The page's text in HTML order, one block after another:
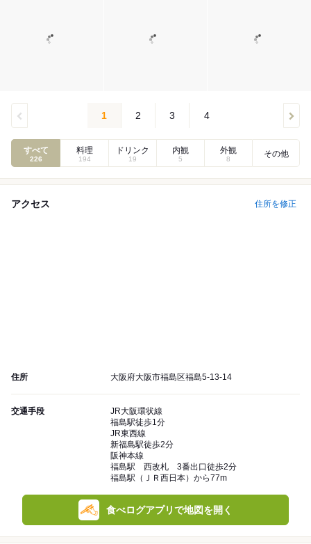
1 2 3 4
すべて
226
料理
194
ドリンク
19
内観
5
外観
8
その他
アクセス 住所を修正
住所 大阪府大阪市福島区福島5-13-14
交通手段
JR大阪環状線
福島駅徒歩1分
JR東西線
新福島駅徒歩2分
阪神本線
福島駅 西改札 3番出口徒歩2分
福島駅（ＪＲ西日本）から77m
食べログアプリで地図を開く